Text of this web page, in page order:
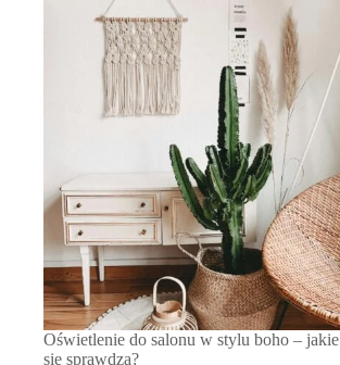
Oświetlenie do salonu w stylu boho –
się sprawdzą?